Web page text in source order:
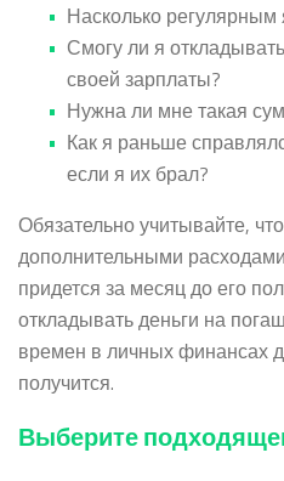
Насколько
Смогу ли я
своей зарплаты?
Нужна ли мне такая
Как я раньше
если я их брал?
Обязательно учитывайте,
дополнительными
придется за месяц до его
откладывать деньги на
времен в личных финансах
получится.
Выберите